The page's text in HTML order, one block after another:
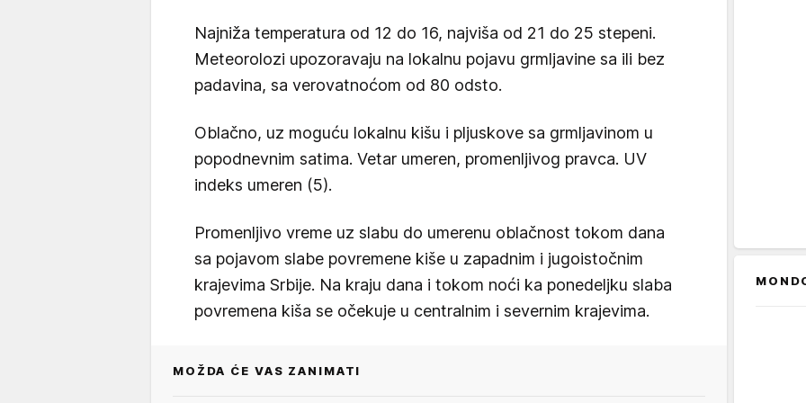
Najniža temperatura od 12 do 16, najviša od 21 do 25 stepeni.
Meteorolozi upozoravaju na lokalnu pojavu grmljavine sa ili bez
padavina, sa verovatnoćom od 80 odsto.
Oblačno, uz moguću lokalnu kišu i pljuskove sa grmljavinom u
popodnevnim satima. Vetar umeren, promenljivog pravca. UV
indeks umeren (5).
Promenljivo vreme uz slabu do umerenu oblačnost tokom dana
sa pojavom slabe povremene kiše u zapadnim i jugoistočnim
krajevima Srbije. Na kraju dana i tokom noći ka ponedeljku slaba
povremena kiša se očekuje u centralnim i severnim krajevima.
MOŽDA ĆE VAS ZANIMATI